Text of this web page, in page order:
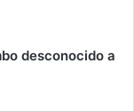
desconocido a